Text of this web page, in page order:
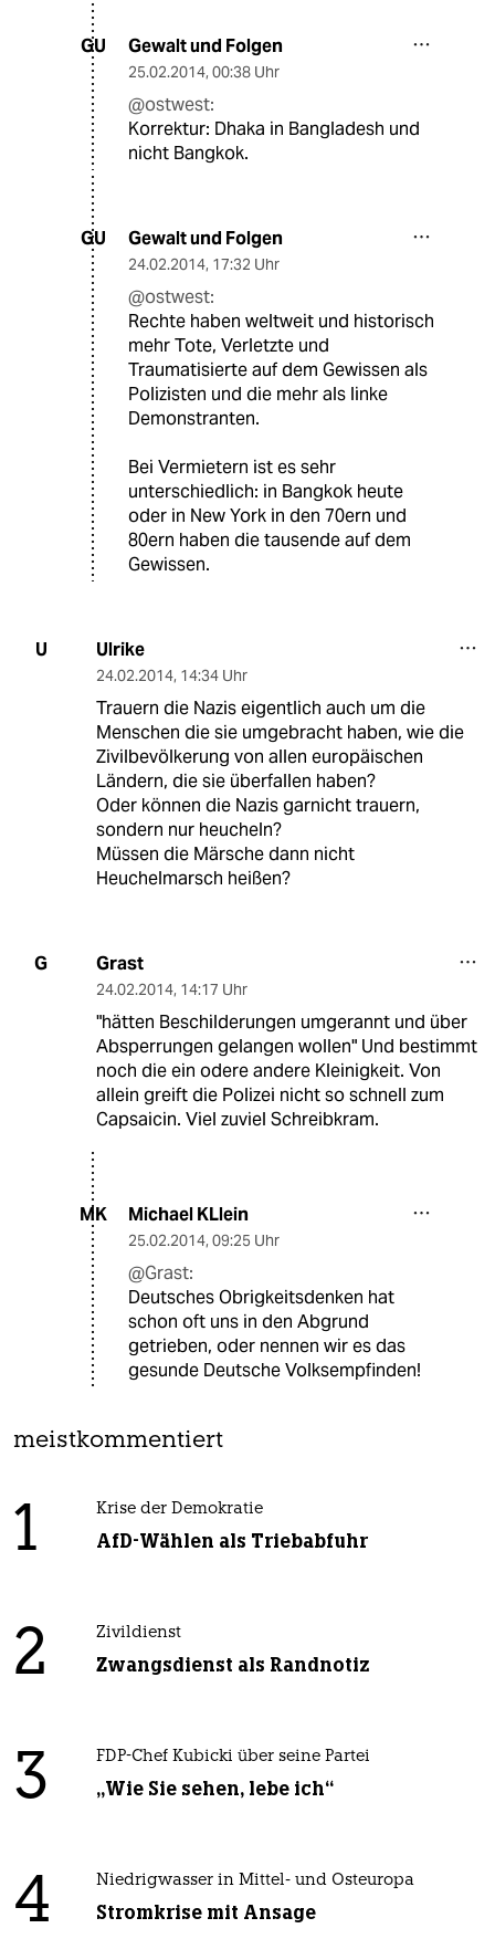
GU Gewalt und Folgen
25.02.2014, 00:38 Uhr
@ostwest:
Korrektur: Dhaka in Bangladesh und
nicht Bangkok.
GU Gewalt und Folgen
24.02.2014, 17:32 Uhr
@ostwest:
Rechte haben weltweit und historisch
mehr Tote, Verletzte und
Traumatisierte auf dem Gewissen als
Polizisten und die mehr als linke
Demonstranten.
Bei Vermietern ist es sehr
unterschiedlich: in Bangkok heute
oder in New York in den 70ern und
80ern haben die tausende auf dem
Gewissen.
U Ulrike
24.02.2014, 14:34 Uhr
Trauern die Nazis eigentlich auch um die
Menschen die sie umgebracht haben, wie die
Zivilbevölkerung von allen europäischen
Ländern, die sie überfallen haben?
Oder können die Nazis garnicht trauern,
sondern nur heucheln?
Müssen die Märsche dann nicht
Heuchelmarsch heißen?
G Grast
24.02.2014, 14:17 Uhr
"hätten Beschilderungen umgerannt und über
Absperrungen gelangen wollen" Und bestimmt
noch die ein odere andere Kleinigkeit. Von
allein greift die Polizei nicht so schnell zum
Capsaicin. Viel zuviel Schreibkram.
MK Michael KLlein
25.02.2014, 09:25 Uhr
@Grast:
Deutsches Obrigkeitsdenken hat
schon oft uns in den Abgrund
getrieben, oder nennen wir es das
gesunde Deutsche Volksempfinden!
meistkommentiert
1 Krise der Demokratie
AfD-Wählen als Triebabfuhr
2 Zivildienst
Zwangsdienst als Randnotiz
3 FDP-Chef Kubicki über seine Partei
„Wie Sie sehen, lebe ich“
4 Niedrigwasser in Mittel- und Osteuropa
Stromkrise mit Ansage